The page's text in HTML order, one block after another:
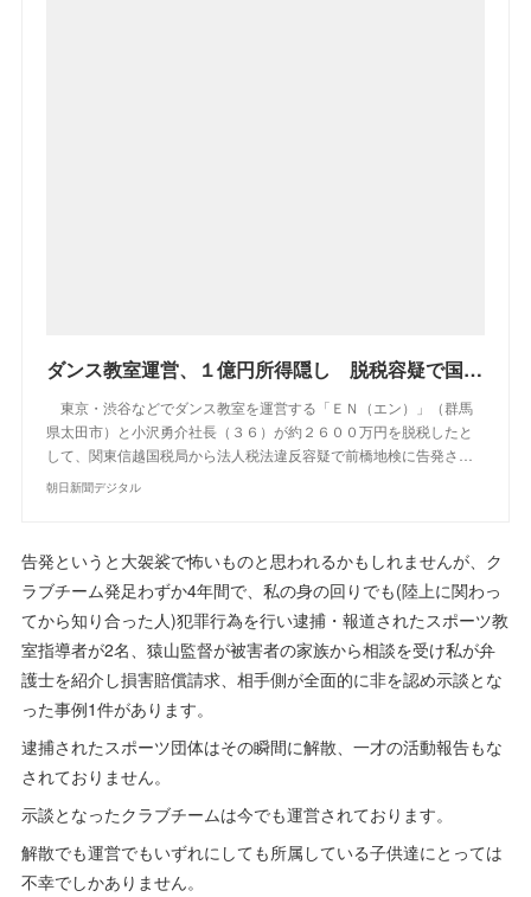
ダンス教室運営、１億円所得隠し 脱税容疑で国税庁告発：朝日新聞デジタル
東京・渋谷などでダンス教室を運営する「ＥＮ（エン）」（群馬
県太田市）と小沢勇介社長（３６）が約２６００万円を脱税したと
して、関東信越国税局から法人税法違反容疑で前橋地検に告発さ…
朝日新聞デジタル
告発というと大袈裟で怖いものと思われるかもしれませんが、ク
ラブチーム発足わずか4年間で、私の身の回りでも(陸上に関わっ
てから知り合った人)犯罪行為を行い逮捕・報道されたスポーツ教
室指導者が2名、猿山監督が被害者の家族から相談を受け私が弁
護士を紹介し損害賠償請求、相手側が全面的に非を認め示談とな
った事例1件があります。
逮捕されたスポーツ団体はその瞬間に解散、一才の活動報告もな
されておりません。
示談となったクラブチームは今でも運営されております。
解散でも運営でもいずれにしても所属している子供達にとっては
不幸でしかありません。